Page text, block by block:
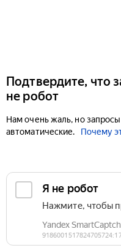
Подтвердите, что
не робот
Нам очень жаль, но
автоматические.
Почему